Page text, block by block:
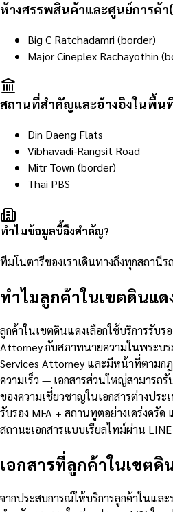
ห้างสรรพสินค้าและศูนย์การค้า(
Big C Ratchadamri (border)
Major Cineplex Rachayothin
สถานที่สำคัญและอ้างอิงในพื้น
Din Daeng Flats
Vibhavadi-Rangsit Road
Mitr Town (border)
Thai PBS
ทำไมข้อมูลนี้ถึงสำคัญ?
ทีมโนตารีของเราเดินทางถึงทุกสถานี
ทำไมลูกค้าในเขตดินแด
ลูกค้าในเขตดินแดงเลือกใช้บริการรับ
Attorney กับสภาทนายความในพระบ
Services Attorney และมีหน้าที่ตามก
ความเร็ว — เอกสารส่วนใหญ่สามารถรั
ของความเชี่ยวชาญในเอกสารต่างปร
รับรอง MFA + สถานทูตอย่างเคร่งครั
สถานะเอกสารแบบเรียลไทม์ผ่าน
เอกสารที่ลูกค้าในเขต
จากประสบการณ์ให้บริการลูกค้าในแล